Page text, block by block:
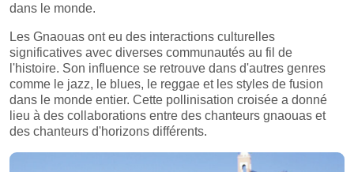
dans le monde.
Les Gnaouas ont eu des interactions culturelles
significatives avec diverses communautés au fil de
l'histoire. Son influence se retrouve dans d'autres genres
comme le jazz, le blues, le reggae et les styles de fusion
dans le monde entier. Cette pollinisation croisée a donné
lieu à des collaborations entre des chanteurs gnaouas et
des chanteurs d'horizons différents.